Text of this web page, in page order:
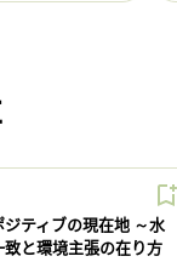
ジティブの現在地 ～水
と環境主張の在り方